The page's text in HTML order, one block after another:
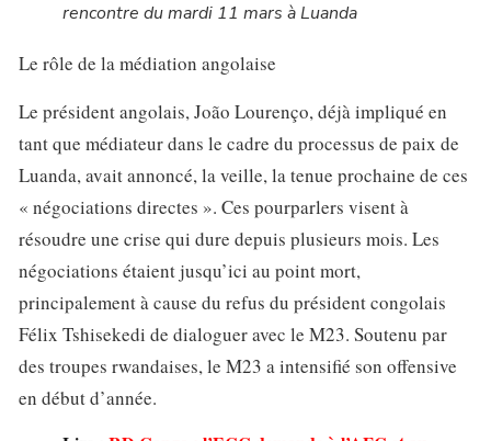
rencontre du mardi 11 mars à Luanda
Le rôle de la médiation angolaise
Le président angolais, João Lourenço, déjà impliqué en
tant que médiateur dans le cadre du processus de paix de
Luanda, avait annoncé, la veille, la tenue prochaine de ces
« négociations directes ». Ces pourparlers visent à
résoudre une crise qui dure depuis plusieurs mois. Les
négociations étaient jusqu’ici au point mort,
principalement à cause du refus du président congolais
Félix Tshisekedi de dialoguer avec le M23. Soutenu par
des troupes rwandaises, le M23 a intensifié son offensive
en début d’année.